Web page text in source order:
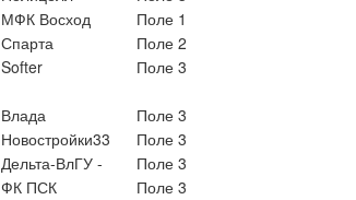
МФК Восход
Поле 1
Спарта
Поле 2
Softer
Поле 3
Влада
Поле 3
Новостройки33
Поле 3
Дельта-ВлГУ -
Поле 3
ФК ПСК
Поле 3